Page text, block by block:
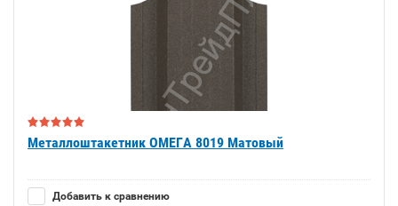
Металлоштакетник ОМЕГА 8019 Матовый
Добавить к сравнению